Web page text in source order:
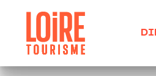
contenu
principal